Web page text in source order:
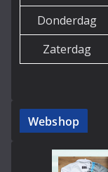
Donderdag
Zaterdag
Webshop